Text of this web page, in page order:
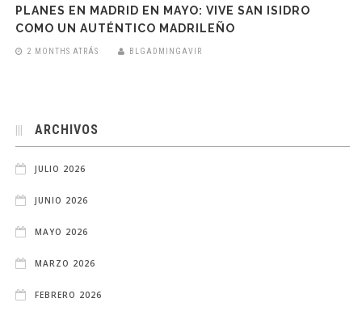
PLANES EN MADRID EN MAYO: VIVE SAN ISIDRO
COMO UN AUTÉNTICO MADRILEÑO
2 MONTHS ATRÁS BLGADMINGAVIR
ARCHIVOS
JULIO 2026
JUNIO 2026
MAYO 2026
MARZO 2026
FEBRERO 2026